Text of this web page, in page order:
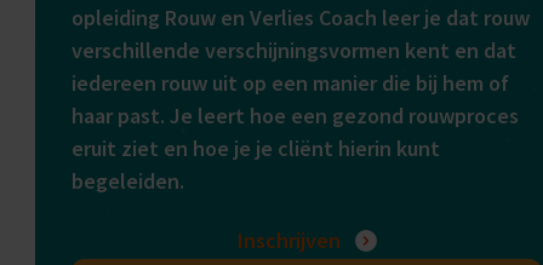
opleiding Rouw en Verlies Coach leer je dat rouw
verschillende verschijningsvormen kent en dat
iedereen rouw uit op een manier die bij hem of
haar past. Je leert hoe een gezond rouwproces
eruit ziet en hoe je je cliënt hierin kunt
begeleiden.
Inschrijven